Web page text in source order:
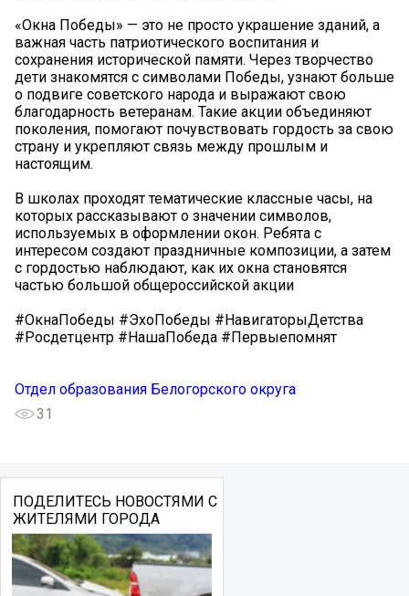
«Окна Победы» — это не просто украшение зданий, а
важная часть патриотического воспитания и
сохранения исторической памяти. Через творчество
дети знакомятся с символами Победы, узнают больше
о подвиге советского народа и выражают свою
благодарность ветеранам. Такие акции объединяют
поколения, помогают почувствовать гордость за свою
страну и укрепляют связь между прошлым и
настоящим.
В школах проходят тематические классные часы, на
которых рассказывают о значении символов,
используемых в оформлении окон. Ребята с
интересом создают праздничные композиции, а затем
с гордостью наблюдают, как их окна становятся
частью большой общероссийской акции
#ОкнаПобеды #ЭхоПобеды #НавигаторыДетства
#Росдетцентр #НашаПобеда #Первыепомнят
Отдел образования Белогорского округа
31
ПОДЕЛИТЕСЬ НОВОСТЯМИ С
ЖИТЕЛЯМИ ГОРОДА